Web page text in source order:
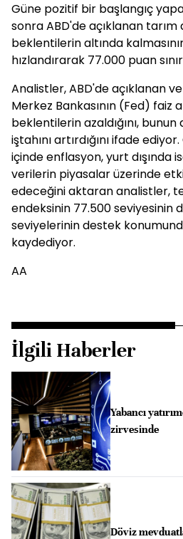
Güne pozitif bir başlangıç
sonra ABD'de açıklanan tarım
beklentilerin altında
hızlandırarak 77.000 puan
Analistler, ABD'de açıklanan
Merkez Bankasının (Fed) faiz
beklentilerin azaldığını, bunun
iştahını artırdığını ifade
içinde enflasyon, yurt dışında
verilerin piyasalar üzerinde
edeceğini aktaran analistler,
endeksinin 77.500 seviyesinin
seviyelerinin destek
kaydediyor.
AA
İlgili Haberler
Yabancı
zirvesinde
Döviz